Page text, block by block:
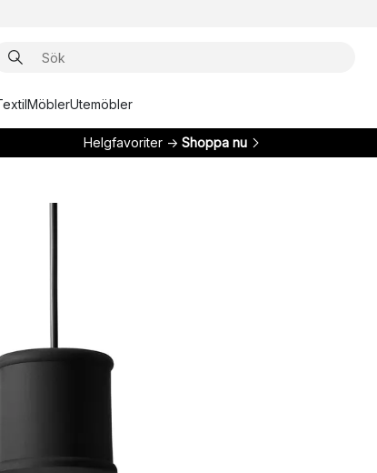
MöblerUtemöbler
Helgfavoriter → Shoppa nu